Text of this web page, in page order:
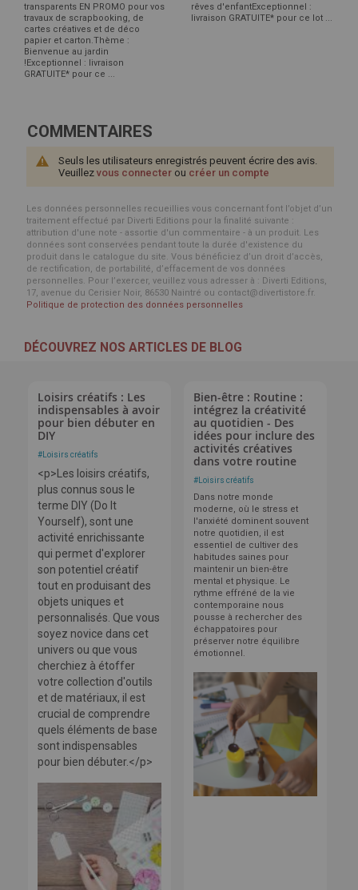
transparents EN PROMO pour vos
travaux de scrapbooking, de
cartes créatives et de déco
papier et carton.Thème :
Bienvenue au jardin
!Exceptionnel : livraison
GRATUITE* pour ce ...
rêves d'enfantExceptionnel :
livraison GRATUITE* pour ce lot ...
COMMENTAIRES
Seuls les utilisateurs enregistrés peuvent écrire des avis.
Veuillez vous connecter ou créer un compte
Les données personnelles recueillies vous concernant font l’objet d’un
traitement effectué par Diverti Editions pour la finalité suivante :
attribution d'une note - assortie d'un commentaire - à un produit. Les
données sont conservées pendant toute la durée d'existence du
produit dans le catalogue du site. Vous bénéficiez d’un droit d’accès,
de rectification, de portabilité, d’effacement de vos données
personnelles. Pour l’exercer, veuillez vous adresser à : Diverti Editions,
17, avenue du Cerisier Noir, 86530 Naintré ou contact@divertistore.fr.
Politique de protection des données personnelles
DÉCOUVREZ NOS ARTICLES DE BLOG
Loisirs créatifs : Les
indispensables à avoir
pour bien débuter en
DIY
# Loisirs créatifs
<p>Les loisirs créatifs,
plus connus sous le
terme DIY (Do It
Yourself), sont une
activité enrichissante
qui permet d'explorer
son potentiel créatif
tout en produisant des
objets uniques et
personnalisés. Que vous
soyez novice dans cet
univers ou que vous
cherchiez à étoffer
votre collection d'outils
et de matériaux, il est
crucial de comprendre
quels éléments de base
sont indispensables
pour bien débuter.</p>
Bien-être : Routine :
intégrez la créativité
au quotidien - Des
idées pour inclure des
activités créatives
dans votre routine
#Loisirs créatifs
Dans notre monde
moderne, où le stress et
l'anxiété dominent souvent
notre quotidien, il est
essentiel de cultiver des
habitudes saines pour
maintenir un bien-être
mental et physique. Le
rythme effréné de la vie
contemporaine nous
pousse à rechercher des
échappatoires pour
préserver notre équilibre
émotionnel.